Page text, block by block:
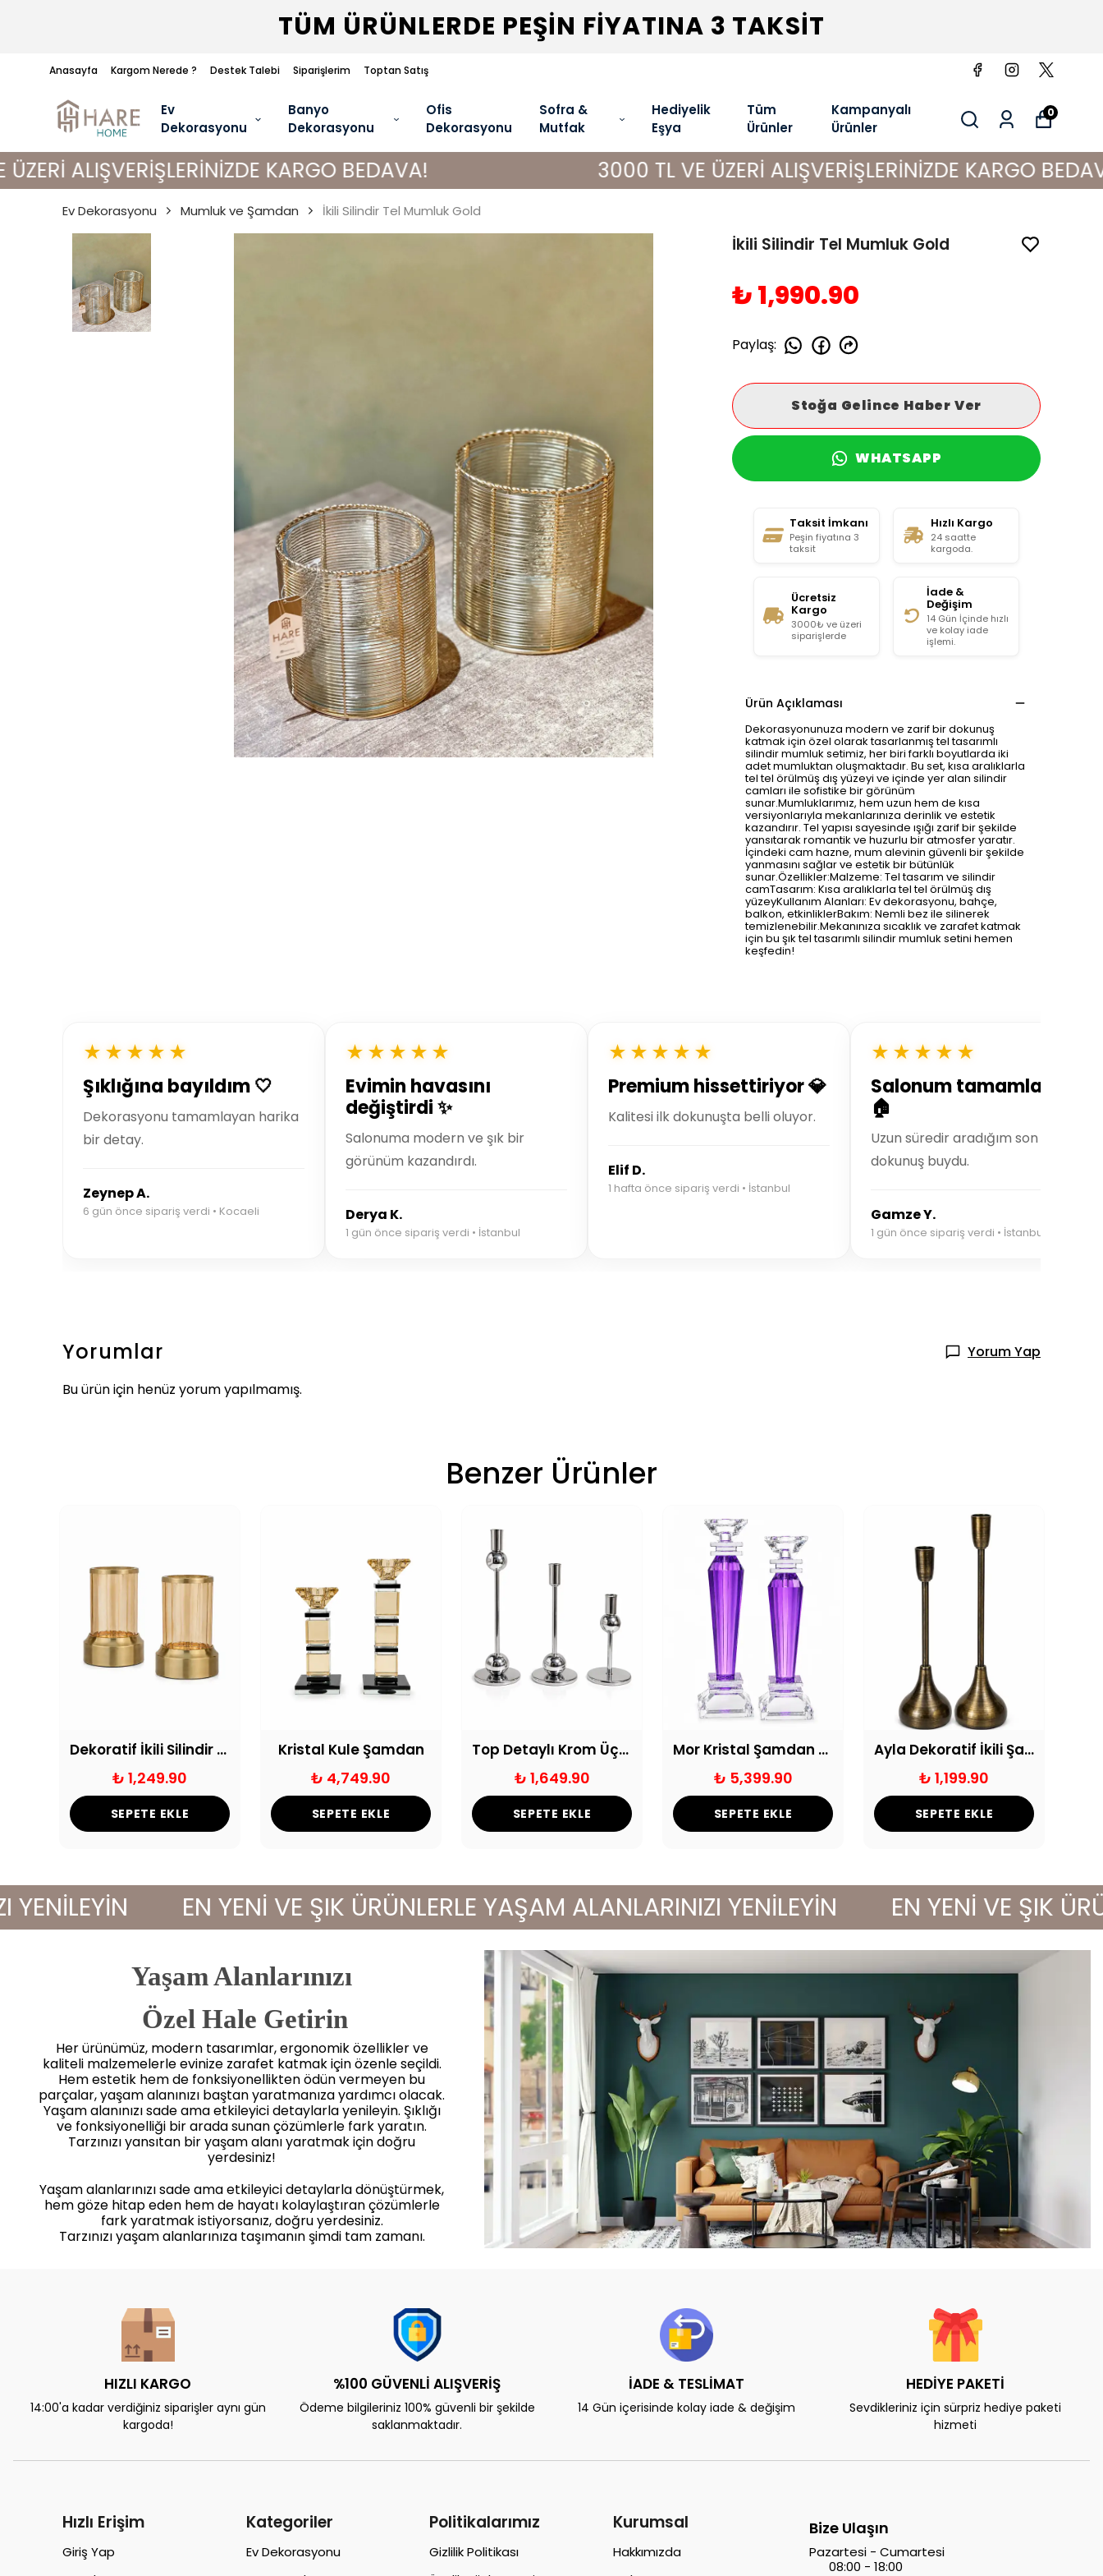
Anasayfa Kargom Nerede ? Destek Talebi Siparişlerim Toptan Satış
TÜM ÜRÜNLERDE PEŞİN FİYATINA 3 TAKSİT
Ev
Dekorasyonu
Banyo
Dekorasyonu
Ofis
Dekorasyonu
Sofra &
Mutfak
Hediyelik
Eşya
Tüm
Ürünler
Kampanyalı
Ürünler
0
KARGO BEDAVA! 3000 TL VE ÜZERİ ALIŞVERİŞLERİNİZDE KARGO BEDAVA!
Ev Dekorasyonu Mumluk ve Şamdan İkili Silindir Tel Mumluk Gold
İkili Silindir Tel Mumluk Gold
₺ 1,990.90
Paylaş:
Stoğa Gelince Haber Ver
WHATSAPP
Taksit İmkanı
Peşin fiyatına 3
taksit
Hızlı Kargo
24 saatte
kargoda.
Ücretsiz
Kargo
3000₺ ve üzeri
siparişlerde
İade &
Değişim
14 Gün İçinde hızlı
ve kolay iade
işlemi.
Ürün Açıklaması
Dekorasyonunuza modern ve zarif bir dokunuş
katmak için özel olarak tasarlanmış tel tasarımlı
silindir mumluk setimiz, her biri farklı boyutlarda iki
adet mumluktan oluşmaktadır. Bu set, kısa aralıklarla
tel tel örülmüş dış yüzeyi ve içinde yer alan silindir
camları ile sofistike bir görünüm
sunar.Mumluklarımız, hem uzun hem de kısa
versiyonlarıyla mekanlarınıza derinlik ve estetik
kazandırır. Tel yapısı sayesinde ışığı zarif bir şekilde
yansıtarak romantik ve huzurlu bir atmosfer yaratır.
İçindeki cam hazne, mum alevinin güvenli bir şekilde
yanmasını sağlar ve estetik bir bütünlük
sunar.Özellikler:Malzeme: Tel tasarım ve silindir
camTasarım: Kısa aralıklarla tel tel örülmüş dış
yüzeyKullanım Alanları: Ev dekorasyonu, bahçe,
balkon, etkinliklerBakım: Nemli bez ile silinerek
temizlenebilir.Mekanınıza sıcaklık ve zarafet katmak
için bu şık tel tasarımlı silindir mumluk setini hemen
keşfedin!
★★★★★
Şıklığına bayıldım 🤍
Dekorasyonu tamamlayan harika
bir detay.
Zeynep A.
6 gün önce sipariş verdi • Kocaeli
★★★★★
Evimin havasını
değiştirdi ✨
Salonuma modern ve şık bir
görünüm kazandırdı.
Derya K.
1 gün önce sipariş verdi • İstanbul
★★★★★
Premium hissettiriyor 💎
Kalitesi ilk dokunuşta belli oluyor.
Elif D.
1 hafta önce sipariş verdi • İstanbul
★★★★★
Salonum tamamlandı
🏠
Uzun süredir aradığım son
dokunuş buydu.
Gamze Y.
1 gün önce sipariş verdi • İstanbul
Yorumlar
Yorum Yap
Bu ürün için henüz yorum yapılmamış.
Benzer Ürünler
Dekoratif İkili Silindir Mumluk Eskitme
₺ 1,249.90
SEPETE EKLE
Kristal Kule Şamdan
₺ 4,749.90
SEPETE EKLE
Top Detaylı Krom Üçlü Şamdan Seti
₺ 1,649.90
SEPETE EKLE
Mor Kristal Şamdan Mumluk
₺ 5,399.90
SEPETE EKLE
Ayla Dekoratif İkili Şamdan
₺ 1,199.90
SEPETE EKLE
EN YENİ VE ŞIK ÜRÜNLERLE YAŞAM ALANLARINIZI YENİLEYİN EN YENİ VE ŞIK
Yaşam Alanlarınızı
Özel Hale Getirin
Her ürünümüz, modern tasarımlar, ergonomik özellikler ve
kaliteli malzemelerle evinize zarafet katmak için özenle seçildi.
Hem estetik hem de fonksiyonellikten ödün vermeyen bu
parçalar, yaşam alanınızı baştan yaratmanıza yardımcı olacak.
Yaşam alanınızı sade ama etkileyici detaylarla yenileyin. Şıklığı
ve fonksiyonelliği bir arada sunan çözümlerle fark yaratın.
Tarzınızı yansıtan bir yaşam alanı yaratmak için doğru
yerdesiniz!
Yaşam alanlarınızı sade ama etkileyici detaylarla dönüştürmek,
hem göze hitap eden hem de hayatı kolaylaştıran çözümlerle
fark yaratmak istiyorsanız, doğru yerdesiniz.
Tarzınızı yaşam alanlarınıza taşımanın şimdi tam zamanı.
HIZLI KARGO
14:00'a kadar verdiğiniz siparişler aynı gün
kargoda!
%100 GÜVENLİ ALIŞVERİŞ
Ödeme bilgileriniz 100% güvenli bir şekilde
saklanmaktadır.
İADE & TESLİMAT
14 Gün içerisinde kolay iade & değişim
HEDİYE PAKETİ
Sevdikleriniz için sürpriz hediye paketi
hizmeti
Hızlı Erişim
Giriş Yap
Kategoriler
Ev Dekorasyonu
Politikalarımız
Gizlilik Politikası
Kurumsal
Hakkımızda
Bize Ulaşın
Pazartesi - Cumartesi
08:00 - 18:00